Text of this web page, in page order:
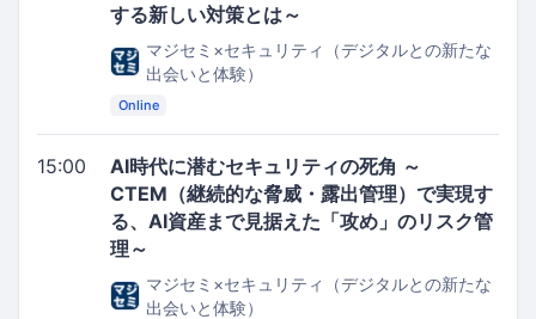
する新しい対策とは～
マジセミ×セキュリティ（デジタルとの新たな
出会いと体験）
Online
15:00
AI時代に潜むセキュリティの死角 ～
CTEM（継続的な脅威・露出管理）で実現す
る、AI資産まで見据えた「攻め」のリスク管
理～
マジセミ×セキュリティ（デジタルとの新たな
出会いと体験）